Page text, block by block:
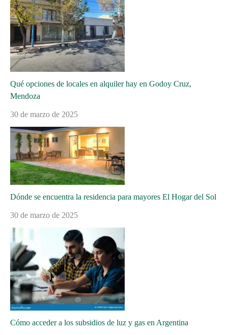
Qué opciones de locales en alquiler hay en Godoy Cruz,
Mendoza
30 de marzo de 2025
Dónde se encuentra la residencia para mayores El Hogar del Sol
30 de marzo de 2025
Cómo acceder a los subsidios de luz y gas en Argentina